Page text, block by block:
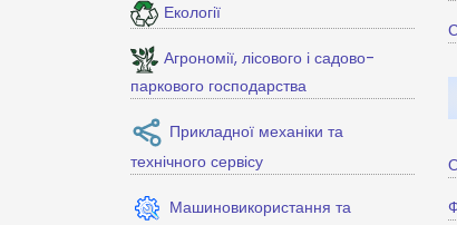
Екології
Агрономії, лісового і садово-
паркового господарства
Прикладної механіки та
технічного сервісу
Машиновикористання та